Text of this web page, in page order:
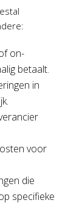
on-
betaalt.
in
voor
die
specifieke